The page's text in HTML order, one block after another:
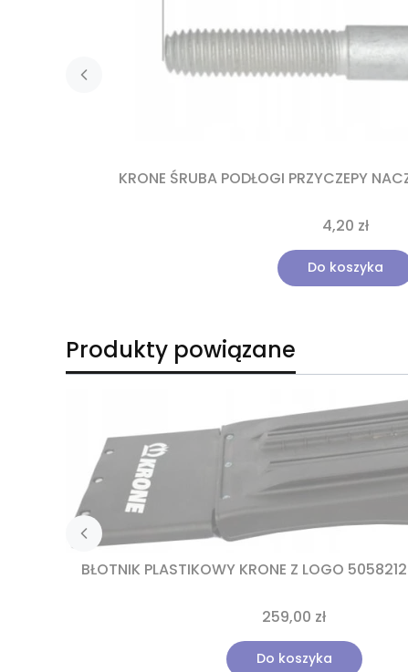
KRONE ŚRUBA PODŁOGI PRZYCZEPY
4,20 zł
Do koszyka
Produkty powiązane
BŁOTNIK PLASTIKOWY KRONE Z LOGO
259,00 zł
Do koszyka